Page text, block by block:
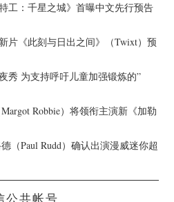
特工：千星之城》首曝中文先行预告
片《此刻与日出之间》（Twixt）预
秀 为支持呼吁儿童加强锻炼的”
Robbie）将领衔主演新《加勒
（Paul Rudd）确认出演漫威迷你超
公共帐号